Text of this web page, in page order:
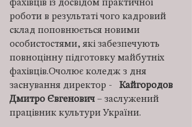
фахівців із досвідом практичної
роботи в результаті чого кадровий
склад поповнюється новими
особистостями, які забезпечують
повноцінну підготовку майбутніх
фахівців.Очолює коледж з дня
заснування директор - Кайгородов
Дмитро Євгенович – заслужений
працівник культури України.